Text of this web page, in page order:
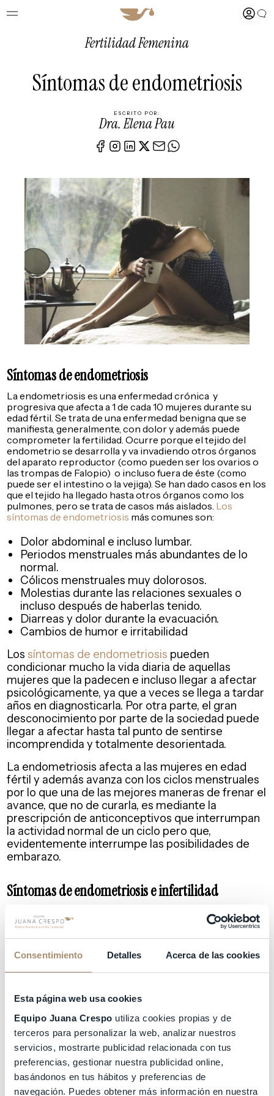
Consentimiento Detalles Acerca de las cookies
Esta página web usa cookies
Equipo Juana Crespo utiliza cookies propias y de
terceros para personalizar la web, analizar nuestros
servicios, mostrarte publicidad relacionada con tus
preferencias, gestionar nuestra publicidad online,
basándonos en tus hábitos y preferencias de
navegación. Puedes obtener más información en nuestra
Fertilidad Femenina
Síntomas de endometriosis
ESCRITO POR:
Dra. Elena Pau
Síntomas de endometriosis
La endometriosis es una enfermedad crónica y
progresiva que afecta a 1 de cada 10 mujeres durante su
edad fértil. Se trata de una enfermedad benigna que se
manifiesta, generalmente, con dolor y además puede
comprometer la fertilidad. Ocurre porque el tejido del
endometrio se desarrolla y va invadiendo otros órganos
del aparato reproductor (como pueden ser los ovarios o
las trompas de Falopio) o incluso fuera de éste (como
puede ser el intestino o la vejiga). Se han dado casos en los
que el tejido ha llegado hasta otros órganos como los
pulmones, pero se trata de casos más aislados. Los
síntomas de endometriosis más comunes son:
Dolor abdominal e incluso lumbar.
Periodos menstruales más abundantes de lo
normal.
Cólicos menstruales muy dolorosos.
Molestias durante las relaciones sexuales o
incluso después de haberlas tenido.
Diarreas y dolor durante la evacuación.
Cambios de humor e irritabilidad
Lossíntomas de endometriosis pueden
condicionar mucho la vida diaria de aquellas
mujeres que la padecen e incluso llegar a afectar
psicológicamente, ya que a veces se llega a tardar
años en diagnosticarla. Por otra parte, el gran
desconocimiento por parte de la sociedad puede
llegar a afectar hasta tal punto de sentirse
incomprendida y totalmente desorientada.
La endometriosis afecta a las mujeres en edad
fértil y además avanza con los ciclos menstruales
por lo que una de las mejores maneras de frenar el
avance, que no de curarla, es mediante la
prescripción de anticonceptivos que interrumpan
la actividad normal de un ciclo pero que,
evidentemente interrumpe las posibilidades de
embarazo.
Síntomas de endometriosis e infertilidad
Tal y como hemos indicado anteriormente, uno de
lossíntomas de endometriosis
más evidentes es
la infertilidad, ya que esta enfermedad puede
afectar a uno o varios órganos del aparato
endometriosis tienen infertilidad pero si es cierto
una clínica de infertilidad tienen endometriosis.
En Equipo Juana Crespo disponemos de
unaunidad de endometriosisy somos
especialistas en dilucidar el nivel de afectación de
cada uno de los órganos afectados, para poder
tratarlos y lograr el embarazo. Tratamos a cada
paciente de forma personal y emocionalmente